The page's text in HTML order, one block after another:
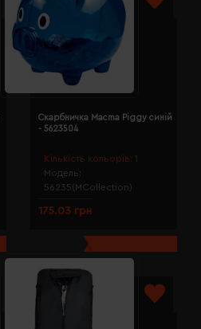
Кількість кольорів: 1
Модель:
56235(MCollection)
Скарбничка Macma Piggy синій
- 5623504
175.03 грн